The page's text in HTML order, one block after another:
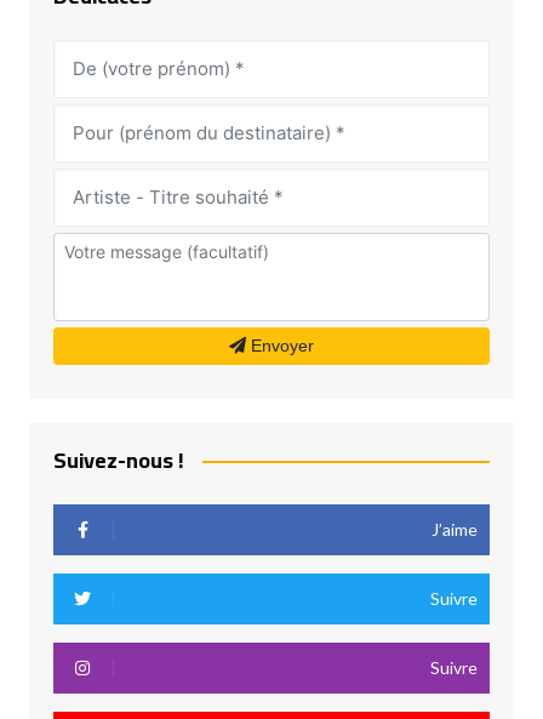
Envoyer
Suivez-nous !
J’aime
Suivre
Suivre